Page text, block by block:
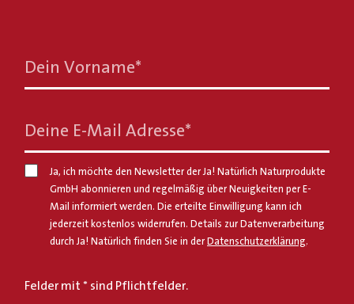
Dein Vorname*
Deine E-Mail Adresse*
Ja, ich möchte den Newsletter der Ja! Natürlich Naturprodukte
GmbH abonnieren und regelmäßig über Neuigkeiten per E-
Mail informiert werden. Die erteilte Einwilligung kann ich
jederzeit kostenlos widerrufen. Details zur Datenverarbeitung
durch Ja! Natürlich finden Sie in der Datenschutzerklärung.
Felder mit * sind Pflichtfelder.